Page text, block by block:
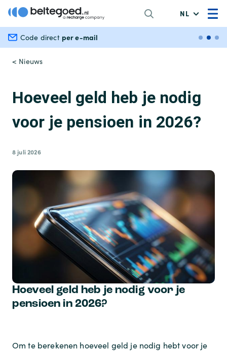
NL
Code direct per e-mail
< Nieuws
Hoeveel geld heb je nodig
voor je pensioen in 2026?
8 juli 2026
Hoeveel geld heb je nodig voor je
pensioen in 2026?
Om te berekenen hoeveel geld je nodig hebt voor je